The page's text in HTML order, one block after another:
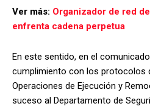
Ver más: Organizador de red
enfrenta cadena perpetua
En este sentido, en el
cumplimiento con los protocolos
Operaciones de Ejecución y
suceso al Departamento de